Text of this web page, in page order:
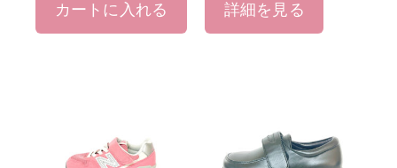
カートに入れる 詳細を見る